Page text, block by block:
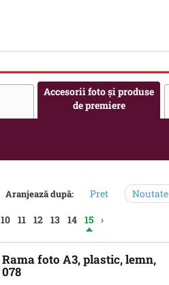
Accesorii foto şi produse
de premiere
Aranjează după: Pret Noutate
10 11 12 13 14 15 ›
Rama foto A3, plastic, lemn,
078